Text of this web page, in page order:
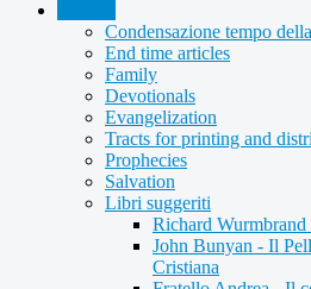
Condensazione tempo
End time articles
Family
Devotionals
Evangelization
Tracts for printing and
Prophecies
Salvation
Libri suggeriti
Richard
John Bunyan - Il
Cristiana